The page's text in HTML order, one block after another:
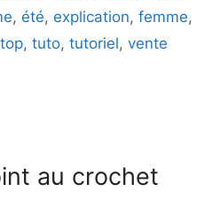
, été, explication,femme,
top, tuto, tutoriel, vente
au crochet